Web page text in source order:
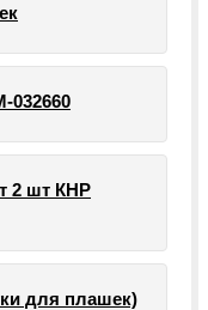
032660
2 шт КНР
для плашек)